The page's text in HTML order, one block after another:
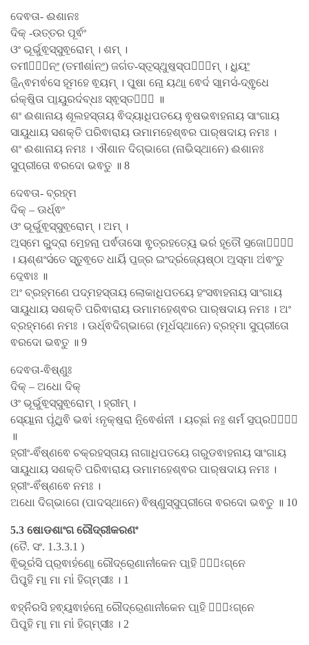
ଦେଵତା- ଈଶାନଃ
ଦିକ୍ -ଉତ୍ତର ପୂର୍ଵଂ
ଓଂ ଭୂର୍ଭୁଵ॒ସ୍ସୁଵ॒ରୋମ୍ । ଶମ୍ ।
ତମୀଶା᳚ନଂ॒ (ତମୀଶା॑ନଂ॒) ଜଗ॑ତ-ସ୍ତ॒ସ୍ଥୁଷ॒ସ୍ପତି᳚ମ୍ । ଧି॒ୟଂ॒
ଜି॒ନ୍ଵମଵ॑ସେ ହୂମହେ ଵ॒ୟମ୍ । ପୂ॒ଷା ନୋ॒ ୟଥା॒ ଵେଦ॑ ସା॒ମସ॑-ଦ୍ଵୃ॒ଧେ
ର॑କ୍ଷି॒ତା ପା॒ୟୁରଦ॑ବ୍ଧଃ ସ୍ଵ॒ସ୍ତୟେ᳚ ॥
ଶଂ ଈଶାନାୟ ଶୂଲହସ୍ତାୟ ଵିଦ୍ୟାଧିପତୟେ ଵୃଷଭଵାହନାୟ ସାଂଗାୟ
ସାୟୁଧାୟ ସଶକ୍ତି ପରିଵାରାୟ ଉମାମହେଶ୍ଵର ପାର୍​ଷଦାୟ ନମଃ ।
ଶଂ ଈଶାନାୟ ନମଃ । ଐଶାନ ଦିଗ୍ଭାଗେ (ନାଭିସ୍ଥାନେ) ଈଶାନଃ
ସୁପ୍ରୀତୋ ଵରଦୋ ଭଵତୁ ॥ 8
ଦେଵତା- ବ୍ରହ୍ମ
ଦିକ୍ – ଊର୍ଧ୍ଵଂ
ଓଂ ଭୂର୍ଭୁଵ॒ସ୍ସୁଵ॒ରୋମ୍ । ଅମ୍ ।
ଅ॒ସ୍ମେ ରୁ॒ଦ୍ରା ମେ॒ହନା॒ ପର୍ଵ॑ତାସୋ ଵୃ॒ତ୍ରହତ୍ୟେ॒ ଭର॑ ହୂତୌ ସ॒ଜୋଷାଃ᳚
। ୟଶ୍ଶଂସ॑ତେ ସ୍ତୁଵ॒ତେ ଧାୟି॑ ପ॒ଜ୍ର ଇଂଦ୍ର॑ଜ୍ୟେଷ୍ଠା ଅ॒ସ୍ମା ଅ॑ଵଂତୁ
ଦେ॒ଵାଃ ॥
ଅଂ ବ୍ରହ୍ମଣେ ପଦ୍ମହସ୍ତାୟ ଲୋକାଧିପତୟେ ହଂସଵାହନାୟ ସାଂଗାୟ
ସାୟୁଧାୟ ସଶକ୍ତି ପରିଵାରାୟ ଉମାମହେଶ୍ଵର ପାର୍​ଷଦାୟ ନମଃ । ଅଂ
ବ୍ରହ୍ମଣେ ନମଃ । ଊର୍ଧ୍ଵଦିଗ୍ଭାଗେ (ମୂର୍ଧସ୍ଥାନେ) ବ୍ରହ୍ମା ସୁପ୍ରୀତୋ
ଵରଦୋ ଭଵତୁ ॥ 9
ଦେଵତା-ଵିଷ୍ଣୁଃ
ଦିକ୍ – ଅଧୋ ଦିକ୍
ଓଂ ଭୂର୍ଭୁଵ॒ସ୍ସୁଵ॒ରୋମ୍ । ହ୍ରୀମ୍ ।
ସ୍ୟୋ॒ନା ପୃ॑ଥି॒ଵି ଭଵା॑ ଽନୃକ୍ଷ॒ରା ନି॒ଵେଶ॑ନୀ । ୟଚ୍ଛା॑ ନଃ॒ ଶର୍ମ॑ ସ॒ପ୍ରଥାଃ᳚
॥
ହ୍ରୀଂ-ଵିଁଷ୍ଣଵେ ଚକ୍ରହସ୍ତାୟ ନାଗାଧିପତୟେ ଗରୁଡଵାହନାୟ ସାଂଗାୟ
ସାୟୁଧାୟ ସଶକ୍ତି ପରିଵାରାୟ ଉମାମହେଶ୍ଵର ପାର୍​ଷଦାୟ ନମଃ ।
ହ୍ରୀଂ-ଵିଁଷ୍ଣଵେ ନମଃ ।
ଅଧୋ ଦିଗ୍ଭାଗେ (ପାଦସ୍ଥାନେ) ଵିଷ୍ଣୁସ୍ସୁପ୍ରୀତୋ ଵରଦୋ ଭଵତୁ ॥ 10
5.3 ଷୋଡଶାଂଗ ରୌଦ୍ରୀକରଣଂ
(ତୈ. ସଂ. 1.3.3.1 )
ଵି॒ଭୂର॑ସି ପ୍ର॒ଵାହ॑ଣୋ॒ ରୌଦ୍ରେ॒ଣାନୀ॑କେନ ପା॒ହି ମା᳚ଽଗ୍ନେ
ପିପୃ॒ହି ମା॒ ମା ମା॑ ହିଗ୍​ମ୍ସୀଃ । 1
ଵହ୍ନି॑ରସି ହଵ୍ୟ॒ଵାହ॑ନୋ॒ ରୌଦ୍ରେ॒ଣାନୀ॑କେନ ପା॒ହି ମା᳚ଽଗ୍ନେ
ପିପୃ॒ହି ମା॒ ମା ମା॑ ହିଗ୍​ମ୍ସୀଃ । 2